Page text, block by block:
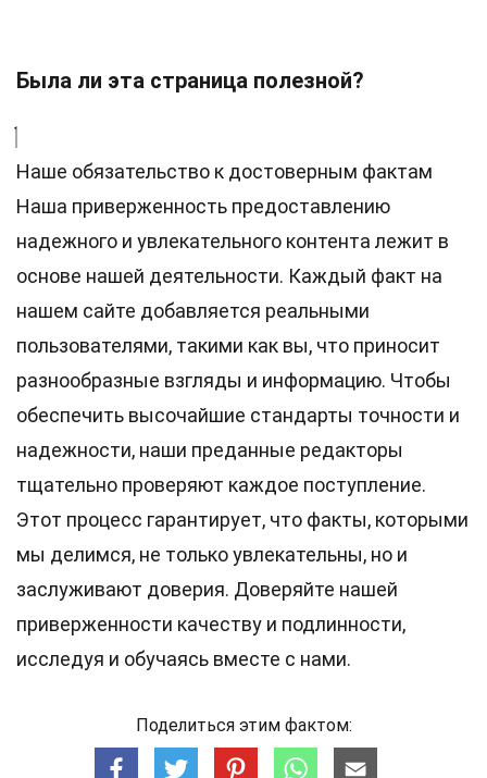
Была ли эта страница полезной?
Наше обязательство к достоверным фактам
Наша приверженность предоставлению
надежного и увлекательного контента лежит в
основе нашей деятельности. Каждый факт на
нашем сайте добавляется реальными
пользователями, такими как вы, что приносит
разнообразные взгляды и информацию. Чтобы
обеспечить высочайшие стандарты точности и
надежности, наши преданные редакторы
тщательно проверяют каждое поступление.
Этот процесс гарантирует, что факты, которыми
мы делимся, не только увлекательны, но и
заслуживают доверия. Доверяйте нашей
приверженности качеству и подлинности,
исследуя и обучаясь вместе с нами.
Поделиться этим фактом: